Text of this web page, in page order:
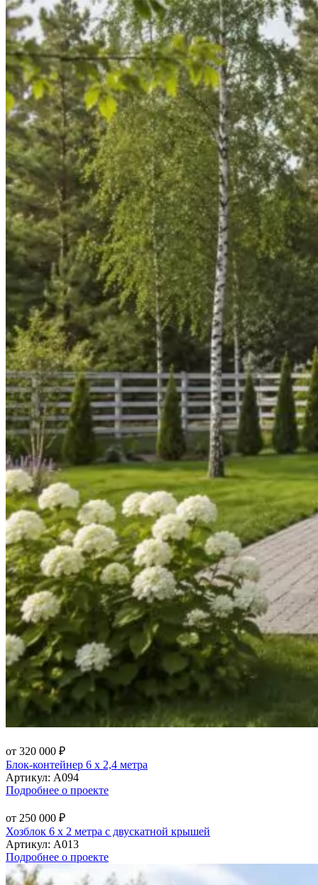
от 320 000 ₽
Блок-контейнер 6 х 2,4 метра
Артикул: А094
Подробнее о проекте
от 250 000 ₽
Хозблок 6 х 2 метра с двускатной крышей
Артикул: А013
Подробнее о проекте